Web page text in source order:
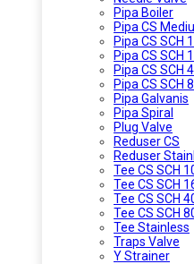
Pipa Boiler
Pipa CS
Pipa CS SCH
Pipa CS SCH
Pipa CS SCH
Pipa CS SCH
Pipa Galvanis
Pipa Spiral
Plug Valve
Reduser CS
Reduser
Tee CS SCH
Tee CS SCH
Tee CS SCH
Tee CS SCH
Tee Stainless
Traps Valve
Y Strainer